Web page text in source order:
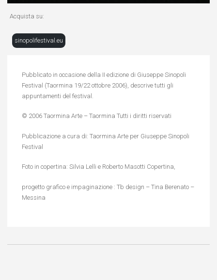
Acquista su:
sinopolifestival.eu
Pubblicato in occasione della II edizione di Giuseppe Sinopoli
Festival (Taormina 19/22 ottobre 2006), descrive tutti gli
appuntamenti del festival.
© 2006 Taormina Arte – Taormina Tutti i diritti riservati
Pubblicazione a cura di: Taormina Arte per Giuseppe Sinopoli
Festival
Foto in copertina: Silvia Lelli e Roberto Masotti Copertina,
progetto grafico e impaginazione : Tb design – Tina Berenato –
Messina